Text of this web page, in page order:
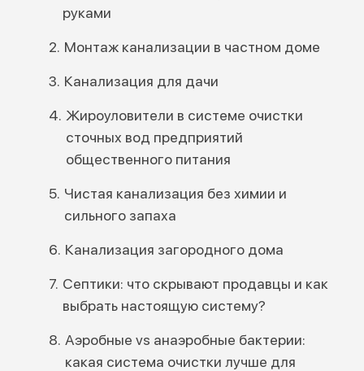
руками
Монтаж канализации в частном доме
Канализация для дачи
Жироуловители в системе очистки
сточных вод предприятий
общественного питания
Чистая канализация без химии и
сильного запаха
Канализация загородного дома
Септики: что скрывают продавцы и как
выбрать настоящую систему?
Аэробные vs анаэробные бактерии:
какая система очистки лучше для